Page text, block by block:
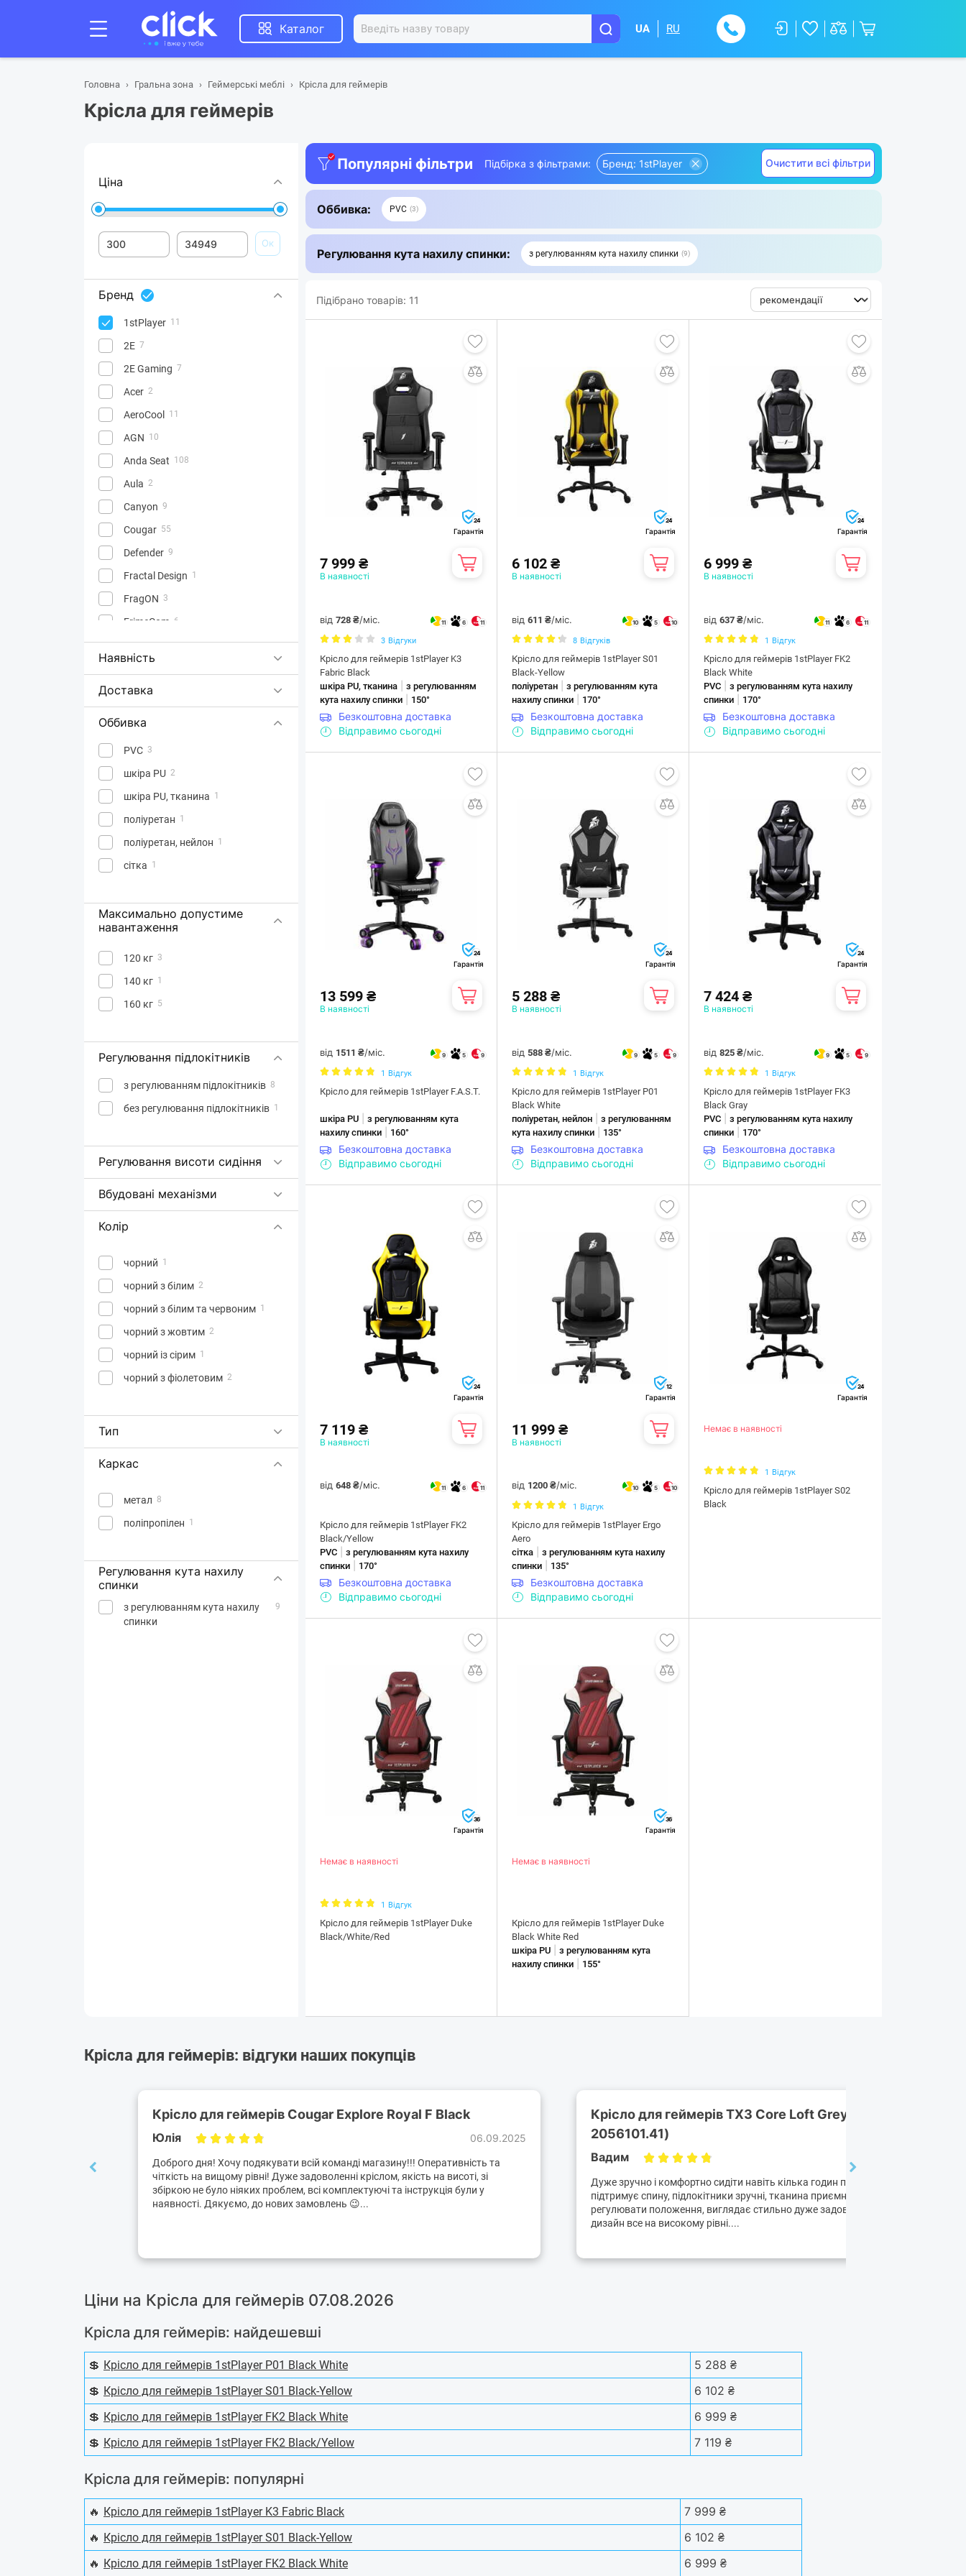
Каталог UA RU
Головна Гральна зона Геймерські меблі Крісла для геймерів
Крісла для геймерів
Ціна
Ок
Бренд
1stPlayer 11
2E 7
2E Gaming 7
Acer 2
AeroCool 11
AGN 10
Anda Seat 108
Aula 2
Canyon 9
Cougar 55
Defender 9
Fractal Design 1
FragON 3
FrimeCom 6
GamePro 21
Hator
Playseat
Proove
Razer
Sandberg 1
Xtrike Me 5
Наявність
Доставка
Оббивка
PVC 3
шкіра PU 2
шкіра PU, тканина 1
поліуретан 1
поліуретан, нейлон 1
сітка 1
Максимально допустиме
навантаження
120 кг 3
140 кг 1
160 кг 5
Регулювання підлокітників
з регулюванням підлокітників 8
без регулювання підлокітників 1
Регулювання висоти сидіння
Вбудовані механізми
Колір
чорний 1
чорний з білим 2
чорний з білим та червоним 1
чорний з жовтим 2
чорний із сірим 1
чорний з фіолетовим 2
Тип
Каркас
метал 8
поліпропілен 1
Регулювання кута нахилу
спинки
з регулюванням кута нахилу
спинки
9
Популярні фільтри Підбірка з фільтрами: Бренд: 1stPlayer Очистити всі фільтри
Оббивка: PVC 3
Регулювання кута нахилу спинки: з регулюванням кута нахилу спинки 9
Підібрано товарів: 11
24
Гарантія
7 999 ₴
В наявності
від 728 ₴/міс. 11 6 11
3 Відгуки
Крісло для геймерів 1stPlayer K3
Fabric Black
шкіра PU, тканина
з регулюванням
кута нахилу спинки
150°
Безкоштовна доставка
Відправимо сьогодні
24
Гарантія
6 102 ₴
В наявності
від611 ₴/міс. 10 5 10
8 Відгуків
Крісло для геймерів 1stPlayer S01
Black-Yellow
поліуретан |з регулюванням кута
нахилу спинки
170°
Безкоштовна доставка
Відправимо сьогодні
24
Гарантія
6 999 ₴
В наявності
від637 ₴/міс. 11 6 11
1 Відгук
Крісло для геймерів 1stPlayer FK2
Black White
PVC |з регулюванням кута нахилу
спинки
170°
Безкоштовна доставка
Відправимо сьогодні
24
Гарантія
13 599 ₴
В наявності
від 1511 ₴/міс. 9 5 9
1 Відгук
Крісло для геймерів 1stPlayer F.A.S.T.
шкіра PU
з регулюванням кута
нахилу спинки
160°
Безкоштовна доставка
Відправимо сьогодні
24
Гарантія
5 288 ₴
В наявності
від588 ₴/міс. 9 5 9
1 Відгук
Крісло для геймерів 1stPlayer P01
Black White
поліуретан, нейлон |з регулюванням
кута нахилу спинки
135°
Безкоштовна доставка
Відправимо сьогодні
24
Гарантія
7 424 ₴
В наявності
від825 ₴/міс. 9 5 9
1 Відгук
Крісло для геймерів 1stPlayer FK3
Black Gray
PVC |з регулюванням кута нахилу
спинки
170°
Безкоштовна доставка
Відправимо сьогодні
24
Гарантія
7 119 ₴
В наявності
від 648 ₴/міс. 11 6 11
Крісло для геймерів 1stPlayer FK2
Black/Yellow
PVC
з регулюванням кута нахилу
спинки
170°
Безкоштовна доставка
Відправимо сьогодні
12
Гарантія
11 999 ₴
В наявності
від 1200 ₴/міс. 10 5 10
1 Відгук
Крісло для геймерів 1stPlayer Ergo
Aero
сітка |з регулюванням кута нахилу
спинки
135°
Безкоштовна доставка
Відправимо сьогодні
24
Гарантія
Немає в наявності
1 Відгук
Крісло для геймерів 1stPlayer S02
Black
36
Гарантія
Немає в наявності
1 Відгук
Крісло для геймерів 1stPlayer Duke
Black/White/Red
36
Гарантія
Немає в наявності
Крісло для геймерів 1stPlayer Duke
Black White Red
шкіра PU |з регулюванням кута
нахилу спинки
155°
Крісла для геймерів: відгуки наших покупців
Крісло для геймерів Cougar Explore Royal F Black
Юлія 06.09.2025
Доброго дня! Хочу подякувати всій команді магазину!!! Оперативність та
чіткість на вищому рівні! Дуже задоволенні кріслом, якість на висоті, зі
збіркою не було ніяких проблем, всі комплектуючі та інструкція були у
наявності. Дякуємо, до нових замовлень 😉...
Крісло для геймерів TX3 Core Loft Grey (TEGC-
2056101.41)
Вадим
Дуже зручно і комфортно сидіти навіть кілька годин поспіль. Спинка добре
підтримує спину, підлокітники зручні, тканина приємна на дотик. Легко
регулювати положення, виглядає стильно дуже задоволений комфорт і
дизайн все на високому рівні....
Ціни на Крісла для геймерів 07.08.2026
Крісла для геймерів: найдешевші
💲 Крісло для геймерів 1stPlayer P01 Black White
5 288 ₴
💲 Крісло для геймерів 1stPlayer S01 Black-Yellow
6 102 ₴
💲 Крісло для геймерів 1stPlayer FK2 Black White
6 999 ₴
💲 Крісло для геймерів 1stPlayer FK2 Black/Yellow 7 119 ₴
Крісла для геймерів: популярні
🔥 Крісло для геймерів 1stPlayer K3 Fabric Black
7 999 ₴
🔥 Крісло для геймерів 1stPlayer S01 Black-Yellow
6 102 ₴
🔥 Крісло для геймерів 1stPlayer FK2 Black White 6 999 ₴